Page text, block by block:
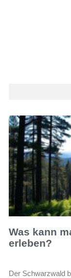
Was kann
erleben?
Der Schwarzwald